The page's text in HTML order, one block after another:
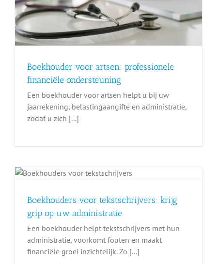
Boekhouder voor artsen: professionele
financiële ondersteuning
Een boekhouder voor artsen helpt u bij uw
jaarrekening, belastingaangifte en administratie,
zodat u zich [...]
Boekhouders voor tekstschrijvers: krijg
grip op uw administratie
Een boekhouder helpt tekstschrijvers met hun
administratie, voorkomt fouten en maakt
financiële groei inzichtelijk. Zo [...]